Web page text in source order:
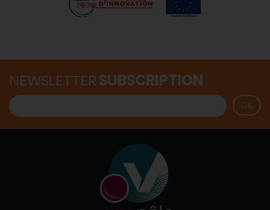
NEWSLETTERSUBSCRIPTION